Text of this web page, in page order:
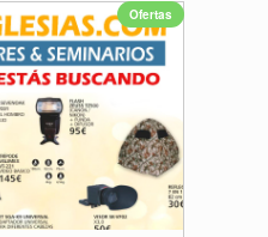
Ofertas